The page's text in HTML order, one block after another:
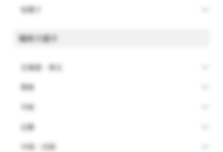
和菓子
場所で探す
北海道・東北
関東
中部
近畿
中国・四国